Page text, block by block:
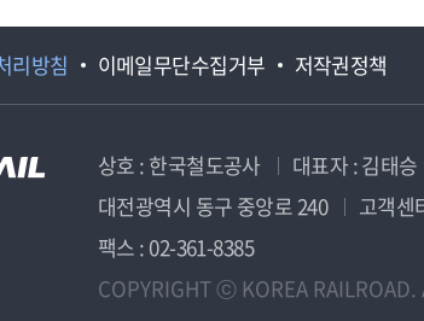
리방침 이메일무단수집거부 저작권정책
상호 : 한국철도공사 대표자 : 김태승
대전광역시 동구 중앙로 240
고객센
팩스 : 02-361-8385
COPYRIGHT ⓒ KOREA RAILROAD.